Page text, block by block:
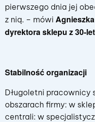
pierwszego dnia jej
z nią. – mówi
dyrektora sklepu z 30-
Stabilność organizacji
Długoletni pracownicy
obszarach firmy: w
centrali: w